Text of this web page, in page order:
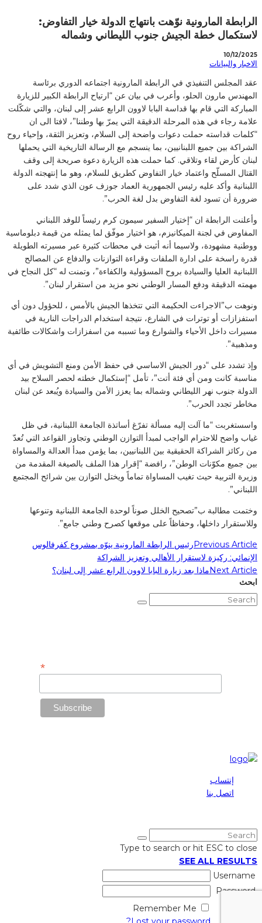
الرابطة المارونية نوّهت بانتهاج الدولة خيار التفاوض:
لاستكمال خطة الجيش جنوب الليطاني وشماله
10/12/2025
الاخبار والبيانات
عقد المجلس التنفيذي في الرابطة المارونية اجتماعه الدوري برئاسة
المهندس مارون الحلو، وأعرب في بيان عن “ارتياح الرابطة الكبير للزيارة
المباركة التي قام بها قداسة البابا لاوون الرابع عشر إلى لبنان، والتي شكّلت
علامة رجاء في هذه المرحلة الدقيقة التي يمرّ بها وطننا”، لافتا الى ان
“كلمات قداسته حملت دعوات واضحة إلى السلام، وتعزيز الثقة، وإحياء روح
الشراكة بين جميع اللبنانيين، بما ينسجم مع الرسالة التاريخية التي يحملها
لبنان كأرض لقاء وتلاقي. كما حملت هذه الزيارة دعوة صريحة إلى وقف
القتال المسلّح واعتماد خيار التفاوض كطريق للسلام، وهو ما إنتهجته الدولة
اللبنانية وأكد عليه رئيس الجمهورية العماد جوزف عون الذي شدد على
ضرورة أن تسود لغة التفاوض بدل لغة الحرب”.
وأعلنت الرابطة ان “إختيار السفير سيمون كرم رئيساً للوفد اللبناني
المفاوض في لجنة الميكانيزم، هو اختيار موفّق لما يمثله من قيمة دبلوماسية
ووطنية مشهودة، ولاسيما أنه أثبت في محطات كثيرة عبر مسيرته الطويلة
قدرة راسخة على ادارة الملفات وقراءة التوازنات والدفاع عن المصالح
اللبنانية العليا والسيادة بروح المسؤولية والكفاءة”، وتمنت له “كل النجاح في
مهمته الدقيقة ودفع المسار الوطني نحو مزيد من استقرار لبنان”.
ونوهت ب”الاجراءت الحكيمة التي تتخذها الجيش بالأمس ، للحؤول دون أي
استفزازات أو توترات في الشارع، نتيجة استخدام الدراجات النارية في
مسيرات داخل الأحياء والشوارع وما تسببه من اسفزازات واشكالات طائفية
ومذهبية”.
وإذ تشدد على “دور الجيش الاساسي في حفظ الأمن ومنع التشويش في أي
مناسبة كانت ومن أي فئة أتت”، تأمل “إستكمال خطته لحصر السلاح بيد
الدولة جنوب نهر الليطاني وشماله بما يعزز الأمن والسيادة ويُبعد عن لبنان
مخاطر تجدد الحرب”.
واسستغربت “ما آلت إليه مسألة تفرّغ أساتذة الجامعة اللبنانية، في ظل
غياب واضح للاحترام الواجب لمبدأ التوازن الوطني وتجاوز القواعد التي تُعدّ
من ركائز الشراكة الحقيقية بين اللبنانيين، بما يؤمن مبدأ العدالة والمساواة
بين جميع مكوّنات الوطن”، رافضة “إقرار هذا الملف بالصيغة المقدمة من
وزيرة التربية حيث تغيب المساواة تماماً ويختل التوازن بين شرائح المجتمع
اللبناني”.
وختمت مطالبة ب”تصحيح الخلل صوناً لوحدة الجامعة اللبنانية وتنوعها
وللاستقرار داخلها، وحفاظاً على موقعها كصرح وطني جامع”.
Previous Articleرئيس الرابطة المارونية ينوّه بمشروع كفرفالوس
الإنمائي: ركيزة لاستقرار الأهالي وتعزيز الشراكة
Next Articleماذا بعد زيارة البابا لاوون الرابع عشر إلى لبنان؟
ابحث
*
إنتساب
اتصل بنا
Type to search or hit ESC to close
SEE ALL RESULTS
Username
Password
Remember Me